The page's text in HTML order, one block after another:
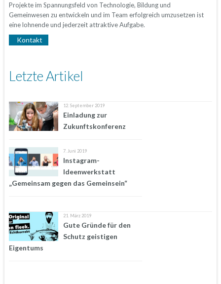
Projekte im Spannungsfeld von Technologie, Bildung und
Gemeinwesen zu entwickeln und im Team erfolgreich umzusetzen ist
eine lohnende und jederzeit attraktive Aufgabe.
Kontakt
Letzte Artikel
12. September 2019
Einladung zur
Zukunftskonferenz
7. Juni 2019
Instagram-
Ideenwerkstatt
„Gemeinsam gegen das Gemeinsein“
21. März 2019
Gute Gründe für den
Schutz geistigen
Eigentums